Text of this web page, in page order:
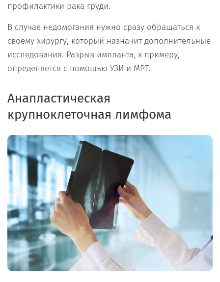
профилактики рака груди.
В случае недомогания нужно сразу обращаться к
своему хирургу, который назначит дополнительные
исследования. Разрыв импланта, к примеру,
определяется с помощью УЗИ и МРТ.
Анапластическая
крупноклеточная лимфома